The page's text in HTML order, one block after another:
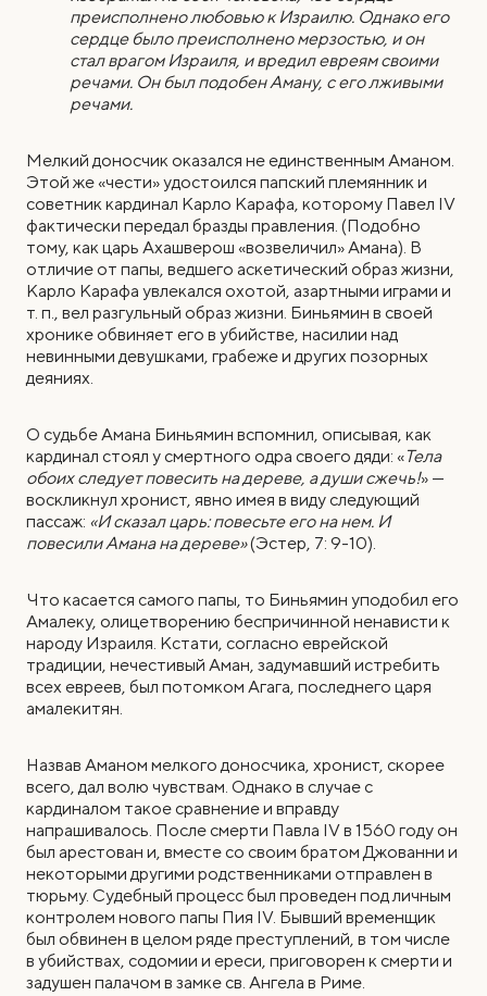
преисполнено любовью к Израилю. Однако его
сердце было преисполнено мерзостью, и он
стал врагом Израиля, и вредил евреям своими
речами. Он был подобен Аману, с его лживыми
речами.
Мелкий доносчик оказался не единственным Аманом.
Этой же «чести» удостоился папский племянник и
советник кардинал Карло Карафа, которому Павел IV
фактически передал бразды правления. (Подобно
тому, как царь Ахашверош «возвеличил» Амана). В
отличие от папы, ведшего аскетический образ жизни,
Карло Карафа увлекался охотой, азартными играми и
т. п., вел разгульный образ жизни. Биньямин в своей
хронике обвиняет его в убийстве, насилии над
невинными девушками, грабеже и других позорных
деяниях.
О судьбе Амана Биньямин вспомнил, описывая, как
кардинал стоял у смертного одра своего дяди: «Тела
обоих следует повесить на дереве, а души сжечь!» —
воскликнул хронист, явно имея в виду следующий
пассаж: «И сказал царь: повесьте его на нем. И
повесили Амана на дереве»(Эстер, 7: 9-10).
Что касается самого папы, то Биньямин уподобил его
Амалеку, олицетворению беспричинной ненависти к
народу Израиля. Кстати, согласно еврейской
традиции, нечестивый Аман, задумавший истребить
всех евреев, был потомком Агага, последнего царя
амалекитян.
Назвав Аманом мелкого доносчика, хронист, скорее
всего, дал волю чувствам. Однако в случае с
кардиналом такое сравнение и вправду
напрашивалось. После смерти Павла IV в 1560 году он
был арестован и, вместе со своим братом Джованни и
некоторыми другими родственниками отправлен в
тюрьму. Судебный процесс был проведен под личным
контролем нового папы Пия IV. Бывший временщик
был обвинен в целом ряде преступлений, в том числе
в убийствах, содомии и ереси, приговорен к смерти и
задушен палачом в замке св. Ангела в Риме.